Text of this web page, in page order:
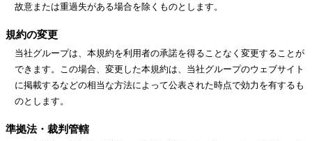
故意または重過失がある場合を除くものとします。
規約の変更
当社グループは、本規約を利用者の承諾を得ることなく変更することが
できます。この場合、変更した本規約は、当社グループのウェブサイト
に掲載するなどの相当な方法によって公表された時点で効力を有するも
のとします。
準拠法・裁判管轄